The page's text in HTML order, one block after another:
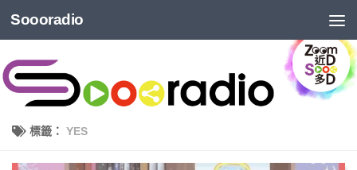
Soooradio
標籤： YES